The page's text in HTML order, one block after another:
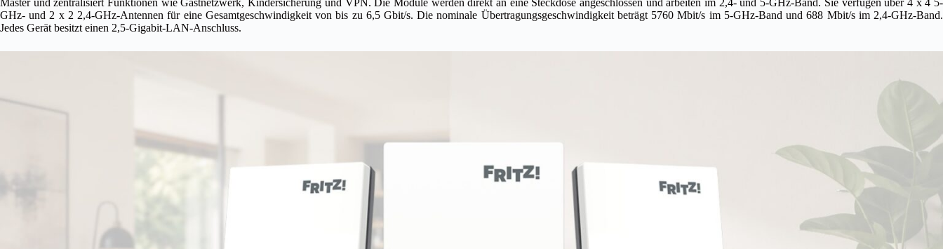
Master und zentralisiert Funktionen wie Gastnetzwerk, Kindersicherung und VPN. Die Module werden direkt an eine Steckdose angeschlossen und arbeiten im 2,4- und 5-GHz-Band. Sie verfügen über 4 x 4 5-
GHz- und 2 x 2 2,4-GHz-Antennen für eine Gesamtgeschwindigkeit von bis zu 6,5 Gbit/s. Die nominale Übertragungsgeschwindigkeit beträgt 5760 Mbit/s im 5-GHz-Band und 688 Mbit/s im 2,4-GHz-Band.
Jedes Gerät besitzt einen 2,5-Gigabit-LAN-Anschluss.